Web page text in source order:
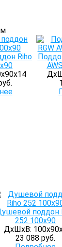
Riho
поддон
252 100x90
ДхШхВ:
23 088 руб.